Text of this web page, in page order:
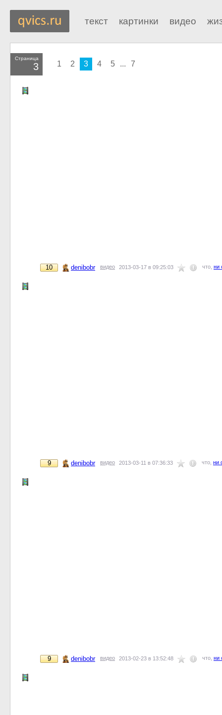
текст картинки видео
Страница
3 1 2 3 4 5 ... 7
10 denibobr видео 2013-03-17 в 09:25:03 что, ни
9 denibobr видео 2013-03-11 в 07:36:33 что, ни
9 denibobr видео 2013-02-23 в 13:52:48 что, ни